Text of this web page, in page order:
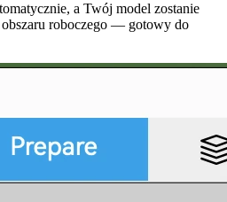
a Twój model zostanie
roboczego — gotowy do